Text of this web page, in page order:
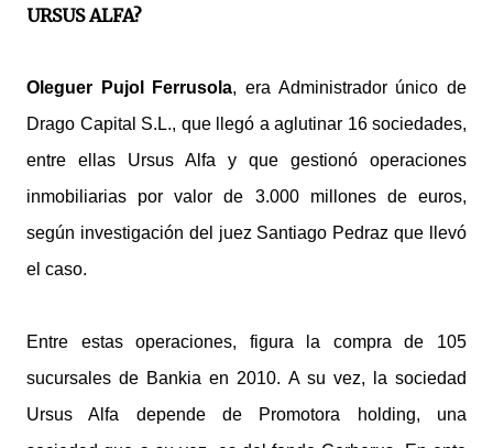
URSUS ALFA?
Oleguer Pujol Ferrusola, era Administrador único de
Drago Capital S.L., que llegó a aglutinar 16 sociedades,
entre ellas Ursus Alfa y que gestionó operaciones
inmobiliarias por valor de 3.000 millones de euros,
según investigación del juez Santiago Pedraz que llevó
el caso.
Entre estas operaciones, figura la compra de 105
sucursales de Bankia en 2010. A su vez, la sociedad
Ursus Alfa depende de Promotora holding, una